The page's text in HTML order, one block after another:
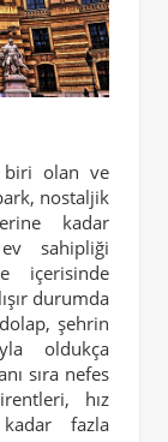
biri olan ve
nostaljik
kadar
sahipliği
içerisinde
durumda
şehrin
oldukça
sıra nefes
hız
fazla